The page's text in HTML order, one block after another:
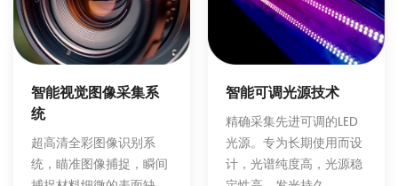
智能视觉图像采集系
统
超高清全彩图像识别系
统，瞄准图像捕捉，瞬间
智能可调光源技术
精确采集先进可调的LED
光源。专为长期使用而设
计，光谱纯度高，光源稳